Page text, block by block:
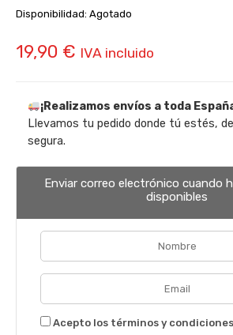
Disponibilidad: Agotado
19,90 € IVA incluido
¡Realizamos envíos a toda
Llevamos tu pedido donde tú estés,
segura.
Enviar correo electrónico cuando
disponibles
Acepto los términos y